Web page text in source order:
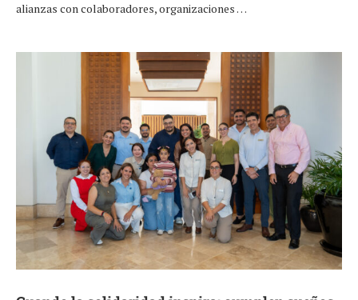
alianzas con colaboradores, organizaciones …